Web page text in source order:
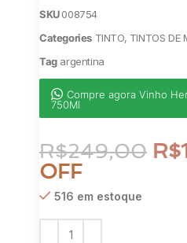
SKU008754
Categories TINTO, TINTOS DE
Tag argentina
Compre agora Vinho
750Ml
R$249,00 R$
OFF
516 em estoque